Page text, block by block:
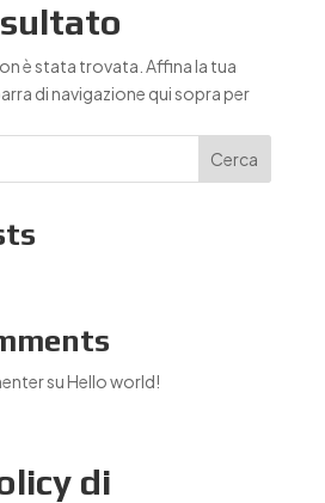
è stata trovata. Affina la tua
di navigazione qui sopra per
Cerca
suHello world!
di